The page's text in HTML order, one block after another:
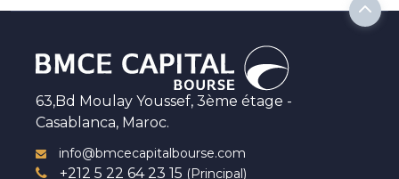
63,Bd Moulay Youssef, 3ème étage -
Casablanca, Maroc.
info@bmcecapitalbourse.com
+212 5 22 64 23 15 (Principal)